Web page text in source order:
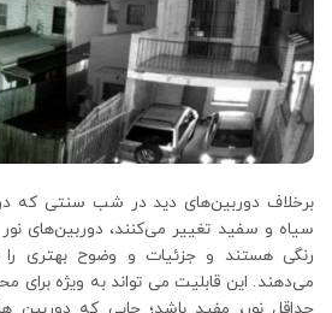
برخلاف دوربین‌های دید در شب سنتی که
سیاه و سفید تغییر می‌کنند، دوربین‌های
رنگی هستند و جزئیات و وضوح بهتری را
می‌دهند. این قابلیت می تواند به ویژه برای